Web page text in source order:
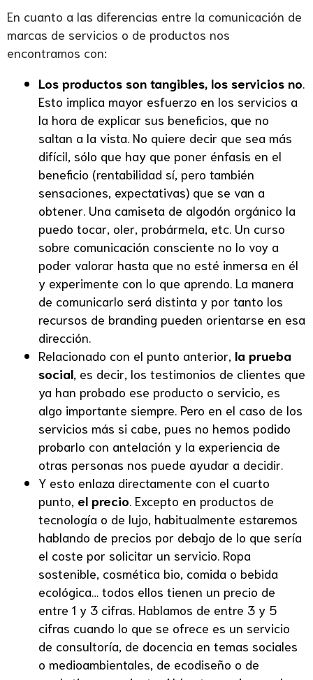
En cuanto a las diferencias entre la comunicación de
marcas de servicios o de productos nos
encontramos con:
Los productos son tangibles, los servicios no.
Esto implica mayor esfuerzo en los servicios a
la hora de explicar sus beneficios, que no
saltan a la vista. No quiere decir que sea más
difícil, sólo que hay que poner énfasis en el
beneficio (rentabilidad sí, pero también
sensaciones, expectativas) que se van a
obtener. Una camiseta de algodón orgánico la
puedo tocar, oler, probármela, etc. Un curso
sobre comunicación consciente no lo voy a
poder valorar hasta que no esté inmersa en él
y experimente con lo que aprendo. La manera
de comunicarlo será distinta y por tanto los
recursos de branding pueden orientarse en esa
dirección.
Relacionado con el punto anterior, la prueba
social, es decir, los testimonios de clientes que
ya han probado ese producto o servicio, es
algo importante siempre. Pero en el caso de los
servicios más si cabe, pues no hemos podido
probarlo con antelación y la experiencia de
otras personas nos puede ayudar a decidir.
Y esto enlaza directamente con el cuarto
punto, el precio. Excepto en productos de
tecnología o de lujo, habitualmente estaremos
hablando de precios por debajo de lo que sería
el coste por solicitar un servicio. Ropa
sostenible, cosmética bio, comida o bebida
ecológica… todos ellos tienen un precio de
entre 1 y 3 cifras. Hablamos de entre 3 y 5
cifras cuando lo que se ofrece es un servicio
de consultoría, de docencia en temas sociales
o medioambientales, de ecodiseño o de